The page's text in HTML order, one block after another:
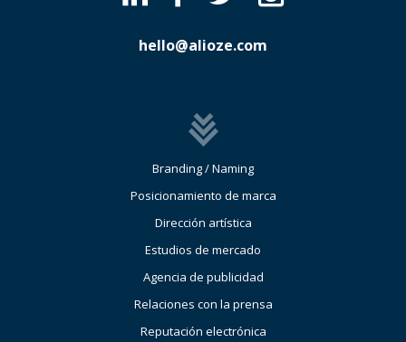
hello@alioze.com
Branding / Naming
Posicionamiento de marca
Dirección artística
Estudios de mercado
Agencia de publicidad
Relaciones con la prensa
Reputación electrónica